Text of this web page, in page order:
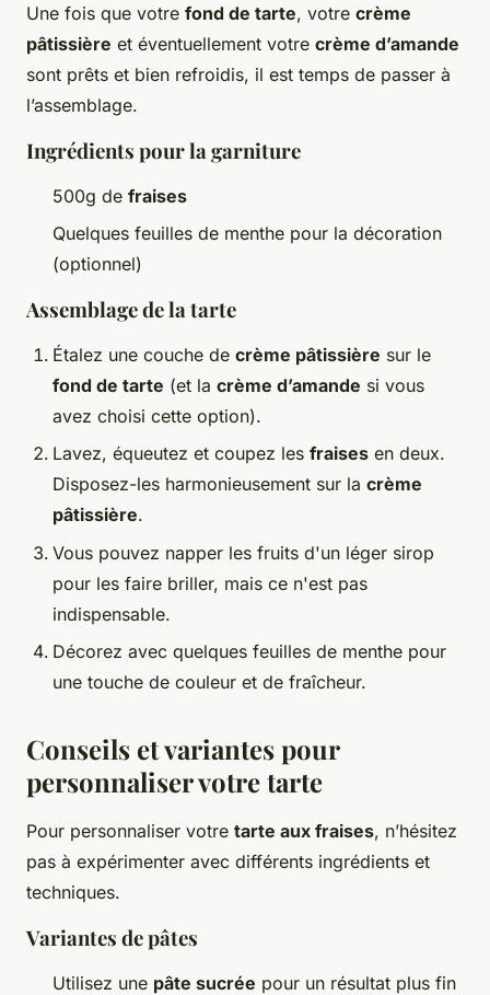
Une fois que votre fond de tarte, votre crème
pâtissière et éventuellement votre crème d’amande
sont prêts et bien refroidis, il est temps de passer à
l’assemblage.
Ingrédients pour la garniture
500g de fraises
Quelques feuilles de menthe pour la décoration
(optionnel)
Assemblage de la tarte
Étalez une couche de crème pâtissière sur le
fond de tarte (et la crème d’amande si vous
avez choisi cette option).
Lavez, équeutez et coupez les fraises en deux.
Disposez-les harmonieusement sur la crème
pâtissière.
Vous pouvez napper les fruits d'un léger sirop
pour les faire briller, mais ce n'est pas
indispensable.
Décorez avec quelques feuilles de menthe pour
une touche de couleur et de fraîcheur.
Conseils et variantes pour
personnaliser votre tarte
Pour personnaliser votre tarte aux fraises, n’hésitez
pas à expérimenter avec différents ingrédients et
techniques.
Variantes de pâtes
Utilisez une pâte sucrée pour un résultat plus fin